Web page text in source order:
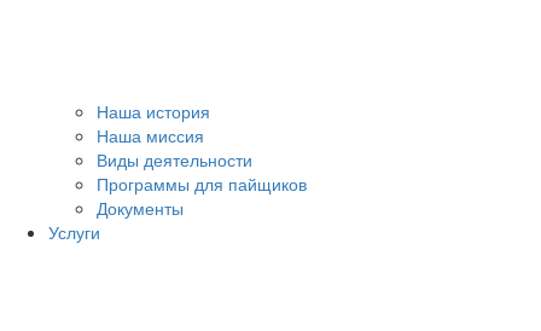
Наша история
Наша миссия
Виды деятельности
Программы для пайщиков
Документы
Услуги